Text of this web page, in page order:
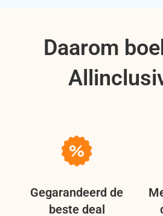
Daarom
Gegarandeerd de
beste deal